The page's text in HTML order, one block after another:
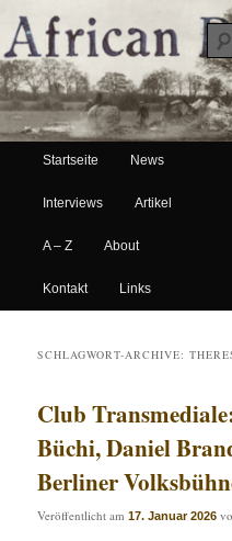
African Paper
Hauptmenü
Zum Inhalt wechseln
Zum sekundären Inhalt
Startseite News
Interviews Artikel
A – Z About
Kontakt Links
SCHLAGWORT-ARCHIVE:
Club
Büchi, Daniel
Berliner
Veröffentlicht am17. Januar 2026